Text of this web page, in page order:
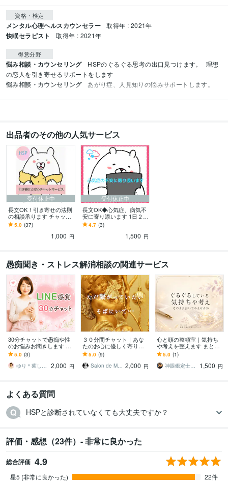
資格・検定
メンタル心理ヘルスカウンセラー 取得年 : 2021年
快眠セラピスト 取得年 : 2021年
得意分野
悩み相談・カウンセリング HSPのぐるぐる思考の出口見つけます。
理想
の恋人を引き寄せるサポートをします
悩み相談・カウンセリング あがり症、人見知りの悩みサポートします。
出品者のその他の人気サービス
受付休止中
長文OK！引き寄せの法則
の相談承ります チャット
にて1日間1往復のプラン
です
5.0 (37)
1,000 円
受付休止中
長文OK◆心気症、病気不
安に寄り添います 1日２往
復、心気症の当事者がモ
ヤモヤに寄り添います
4.7 (3)
1,500 円
愚痴聞き・ストレス解消相談の関連サービス
30分チャットで愚痴や性
のお悩みお聞きします 電
話が苦手な方向け♡LINE
感覚でお話しませんか？
男女OK◎
5.0 (3)
ゆり＊癒し系セラピスト
2,000 円
３０分間チャット｜あな
たのお心に優しく寄り添
います 【お話相手】恋愛/
復縁/不倫/DV/人間関係/雑
談/お悩み
5.0 (9)
Salon de Maria 2,000 円
心と頭の整頓室｜気持ち
や考えを整えます まとま
らない考えや気持ちを整
えます
5.0 (1)
神眼鑑定士❂真音
1,500 円
よくある質問
HSPと診断されていなくても大丈夫ですか？
評価・感想（23件）- 非常に良かった
総合評価 4.9
星5 (非常に良かった)
22件